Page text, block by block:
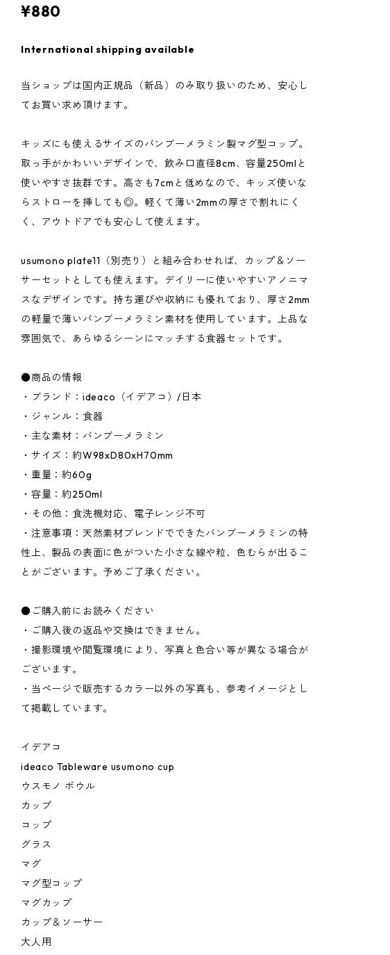
¥880
International shipping available
当ショップは国内正規品（新品）のみ取り扱いのため、安心し
てお買い求め頂けます。
キッズにも使えるサイズのバンブーメラミン製マグ型コップ。
取っ手がかわいいデザインで、飲み口直径8cm、容量250mlと
使いやすさ抜群です。高さも7cmと低めなので、キッズ使いな
らストローを挿しても◎。軽くて薄い2mmの厚さで割れにく
く、アウトドアでも安心して使えます。
usumono plate11（別売り）と組み合わせれば、カップ＆ソー
サーセットとしても使えます。デイリーに使いやすいアノニマ
スなデザインです。持ち運びや収納にも優れており、厚さ2mm
の軽量で薄いバンブーメラミン素材を使用しています。上品な
雰囲気で、あらゆるシーンにマッチする食器セットです。
●商品の情報
・ブランド：ideaco（イデアコ）/日本
・ジャンル：食器
・主な素材：バンブーメラミン
・サイズ：約W98xD80xH70mm
・重量：約60g
・容量：約250ml
・その他：食洗機対応、電子レンジ不可
・注意事項：天然素材ブレンドでできたバンブーメラミンの特
性上、製品の表面に色がついた小さな線や粒、色むらが出るこ
とがございます。予めご了承ください。
●ご購入前にお読みください
・ご購入後の返品や交換はできません。
・撮影環境や閲覧環境により、写真と色合い等が異なる場合が
ございます。
・当ページで販売するカラー以外の写真も、参考イメージとし
て掲載しています。
イデアコ
ideaco Tableware usumono cup
ウスモノ ボウル
カップ
コップ
グラス
マグ
マグ型コップ
マグカップ
カップ＆ソーサー
大人用